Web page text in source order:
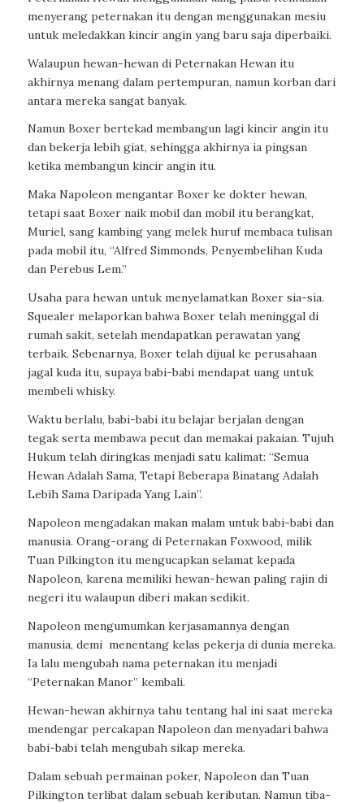
menyerang peternakan itu dengan menggunakan mesiu
untuk meledakkan kincir angin yang baru saja diperbaiki.
Walaupun hewan-hewan di Peternakan Hewan itu
akhirnya menang dalam pertempuran, namun korban dari
antara mereka sangat banyak.
Namun Boxer bertekad membangun lagi kincir angin itu
dan bekerja lebih giat, sehingga akhirnya ia pingsan
ketika membangun kincir angin itu.
Maka Napoleon mengantar Boxer ke dokter hewan,
tetapi saat Boxer naik mobil dan mobil itu berangkat,
Muriel, sang kambing yang melek huruf membaca tulisan
pada mobil itu, “Alfred Simmonds, Penyembelihan Kuda
dan Perebus Lem.”
Usaha para hewan untuk menyelamatkan Boxer sia-sia.
Squealer melaporkan bahwa Boxer telah meninggal di
rumah sakit, setelah mendapatkan perawatan yang
terbaik. Sebenarnya, Boxer telah dijual ke perusahaan
jagal kuda itu, supaya babi-babi mendapat uang untuk
membeli whisky.
Waktu berlalu, babi-babi itu belajar berjalan dengan
tegak serta membawa pecut dan memakai pakaian. Tujuh
Hukum telah diringkas menjadi satu kalimat: “Semua
Hewan Adalah Sama, Tetapi Beberapa Binatang Adalah
Lebih Sama Daripada Yang Lain”.
Napoleon mengadakan makan malam untuk babi-babi dan
manusia. Orang-orang di Peternakan Foxwood, milik
Tuan Pilkington itu mengucapkan selamat kepada
Napoleon, karena memiliki hewan-hewan paling rajin di
negeri itu walaupun diberi makan sedikit.
Napoleon mengumumkan kerjasamannya dengan
manusia, demi menentang kelas pekerja di dunia mereka.
Ia lalu mengubah nama peternakan itu menjadi
“Peternakan Manor” kembali.
Hewan-hewan akhirnya tahu tentang hal ini saat mereka
mendengar percakapan Napoleon dan menyadari bahwa
babi-babi telah mengubah sikap mereka.
Dalam sebuah permainan poker, Napoleon dan Tuan
Pilkington terlibat dalam sebuah keributan. Namun tiba-